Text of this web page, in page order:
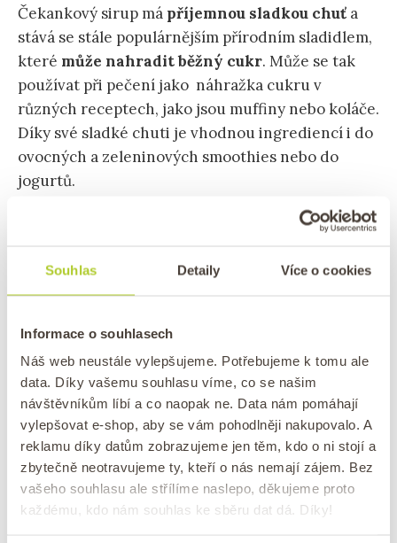
Souhlas Detaily Více o cookies
Informace o souhlasech
Náš web neustále vylepšujeme. Potřebujeme k tomu ale
data. Díky vašemu souhlasu víme, co se našim
návštěvníkům líbí a co naopak ne. Data nám pomáhají
vylepšovat e-shop, aby se vám pohodlněji nakupovalo. A
reklamu díky datům zobrazujeme jen těm, kdo o ni stojí a
zbytečně neotravujeme ty, kteří o nás nemají zájem. Bez
vašeho souhlasu ale střílíme naslepo, děkujeme proto
každému, kdo nám souhlas ke sběru dat dá. Díky!
Čekankový sirup má příjemnou sladkou chuť a
stává se stále populárnějším přírodním sladidlem,
které může nahradit běžný cukr. Může se tak
používat při pečení jako náhražka cukru v
různých receptech, jako jsou muffiny nebo koláče.
Díky své sladké chuti je vhodnou ingrediencí i do
ovocných a zeleninových smoothies nebo do
jogurtů.
Nahradí čekankový sirup cukr?
Lidé se čím dál tím více zaměřují na přírodní